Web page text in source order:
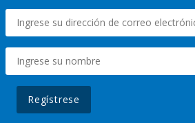
Regístrese